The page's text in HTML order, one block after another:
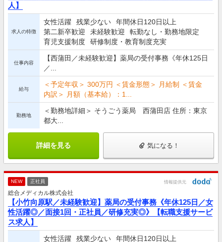
人】
求人の特徴
女性活躍 残業少ない
年間休日120日以上
第二新卒歓迎
未経験歓迎
転勤なし・勤務地限定
育児支援制度
研修制度・教育制度充実
仕事内容
【西蒲田／未経験歓迎】薬局の受付事務《年休125日
／...
給与
＜予定年収＞ 300万円 ＜賃金形態＞ 月給制 ＜賃金
内訳＞ 月額（基本給）：1...
勤務地
＜勤務地詳細＞ そうごう薬局 西蒲田店 住所：東京
都大...
詳細を見る 気になる！
NEW 正社員 情報提供元
総合メディカル株式会社
【小竹向原駅／未経験歓迎】薬局の受付事務《年休125日／女
性活躍◎／面接1回・正社員／研修充実◎》【転職支援サービ
ス求人】
女性活躍 残業少ない
年間休日120日以上